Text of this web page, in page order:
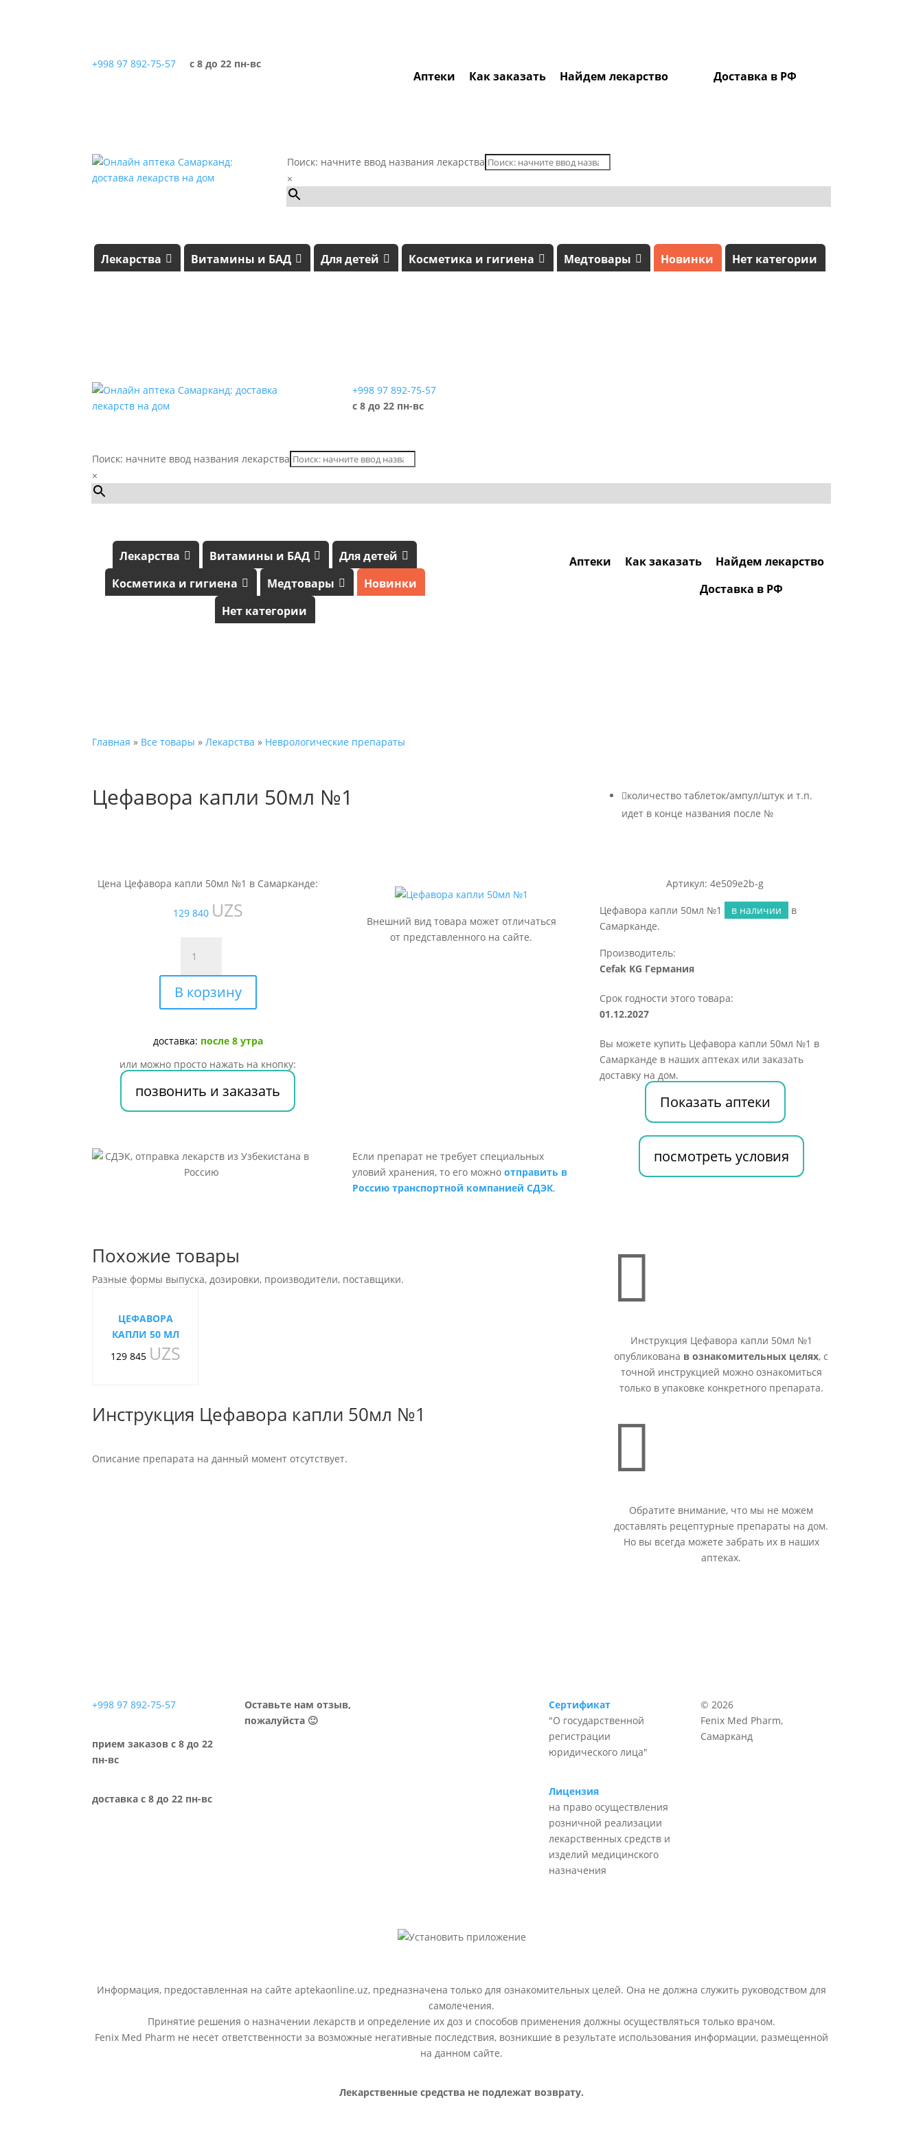
+998 97 892-75-57 с 8 до 22 пн-вс
Аптеки Как заказать Найдем лекарство Доставка в РФ
Поиск: начните ввод названия лекарства
×
Лекарства Витамины и БАД Для детей Косметика и гигиена Медтовары Новинки Нет категории
+998 97 892-75-57
с 8 до 22 пн-вс
Поиск: начните ввод названия лекарства
×
Лекарства Витамины и БАД
Для детей
Косметика и гигиена
Медтовары
Новинки
Нет категории
Аптеки Как заказать
Найдем лекарство
Доставка в РФ
Главная » Все товары » Лекарства » Неврологические препараты
Цефавора капли 50мл №1 количество таблеток/ампул/штук и т.п.
идет в конце названия после №
Цена Цефавора капли 50мл №1 в Самарканде:
129 840 UZS
товара
Цефавора
капли
50мл
В корзину
доставка: после 8 утра
или можно просто нажать на кнопку:
позвонить и заказать
Внешний вид товара может отличаться
от представленного на сайте.
Артикул: 4e509e2b-g
Цефавора капли 50мл №1 в наличии
в
Самарканде.
Производитель:
Cefak KG Германия
Срок годности этого товара:
01.12.2027
Вы можете купить Цефавора капли 50мл №1 в
Самарканде в наших аптеках или заказать
доставку на дом.
Показать аптеки
Если препарат не требует специальных
уловий хранения, то его можно отправить в
Россию транспортной компанией СДЭК.
посмотреть условия
Похожие товары
Разные формы выпуска, дозировки, производители, поставщики.
ЦЕФАВОРА
КАПЛИ 50 МЛ
129 845 UZS
Инструкция Цефавора капли 50мл №1
Описание препарата на данный момент отсутствует.

Инструкция Цефавора капли 50мл №1
опубликована в ознакомительных целях, с
точной инструкцией можно ознакомиться
только в упаковке конкретного препарата.

Обратите внимание, что мы не можем
доставлять рецептурные препараты на дом.
Но вы всегда можете забрать их в наших
аптеках.
+998 97 892-75-57
прием заказов с 8 до 22
пн-вс
доставка с 8 до 22 пн-вс
Оставьте нам отзыв,
пожалуйста 🙂
Сертификат
"О государственной
регистрации
юридического лица"
Лицензия
на право осуществления
розничной реализации
лекарственных средств и
изделий медицинского
назначения
© 2026
Fenix Med Pharm,
Самарканд
Информация, предоставленная на сайте aptekaonline.uz, предназначена только для ознакомительных целей. Она не должна служить руководством для
самолечения.
Принятие решения о назначении лекарств и определение их доз и способов применения должны осуществляться только врачом.
Fenix Med Pharm не несет ответственности за возможные негативные последствия, возникшие в результате использования информации, размещенной
на данном сайте.
Лекарственные средства не подлежат возврату.